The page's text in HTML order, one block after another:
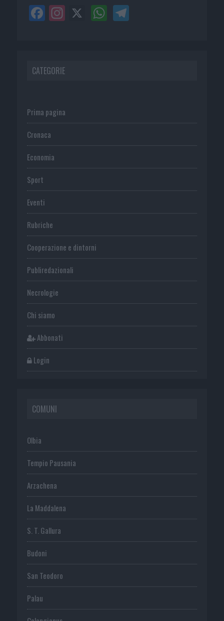
CATEGORIE
Prima pagina
Cronaca
Economia
Sport
Eventi
Rubriche
Cooperazione e dintorni
Publiredazionali
Necrologie
Chi siamo
Abbonati
Login
COMUNI
Olbia
Tempio Pausania
Arzachena
La Maddalena
S. T. Gallura
Budoni
San Teodoro
Palau